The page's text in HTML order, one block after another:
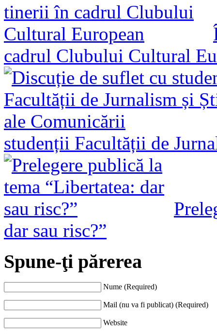
cadrul Clubului Cultural
studenții Facultății de
dar sau risc?”
Spune-ţi părerea
Nume (Required)
Mail (nu va fi publicat) (Required)
Website